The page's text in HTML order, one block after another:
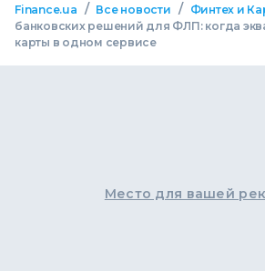
Finance.ua / Все новости / Финтех и
банковских решений для ФЛП: когда
карты в одном сервисе
Место для вашей